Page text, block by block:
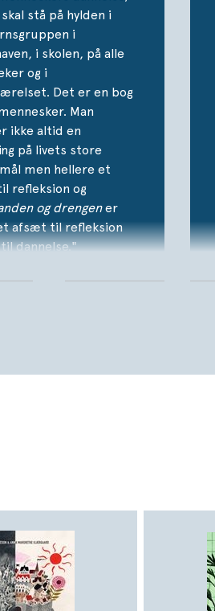
stå på hylden i
i
i skolen, på alle
og i
Det er en bog
Man
ikke altid en
på livets store
men hellere et
refleksion og
og drengener
afsæt til refleksion
til dannelse."